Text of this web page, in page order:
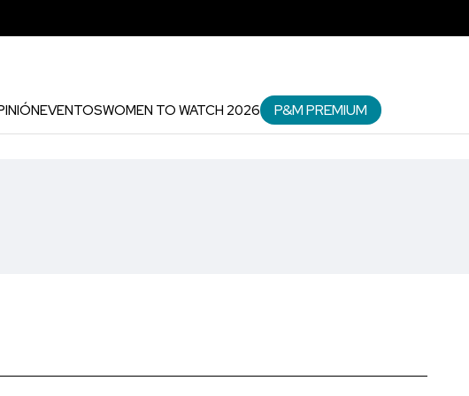
EVENTOSWOMEN TO WATCH 2026 P&M PREMIUM